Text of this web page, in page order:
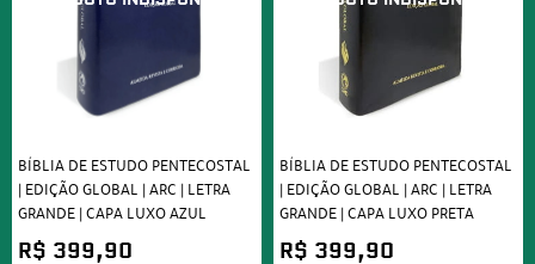
BÍBLIA DE ESTUDO PENTECOSTAL
| EDIÇÃO GLOBAL | ARC | LETRA
GRANDE | CAPA LUXO AZUL
R$ 399,90
BÍBLIA DE ESTUDO PENTECOSTAL
| EDIÇÃO GLOBAL | ARC | LETRA
GRANDE | CAPA LUXO PRETA
R$ 399,90